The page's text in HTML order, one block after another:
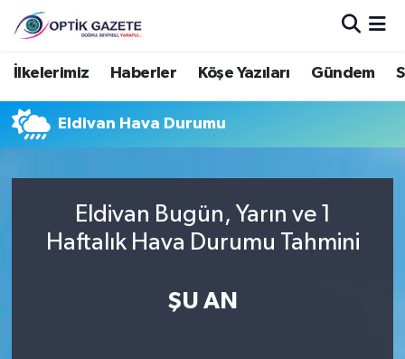
İlkelerimiz Haberler Köşe Yazıları Gündem
Eldivan Hava Durumu
Eldivan Bugün, Yarın ve 1
Haftalık Hava Durumu Tahmini
ŞU AN
Nöbetçi Eczaneler
Hava Durumu
Trafik Durumu
Süper Lig Puan Durumu ve Fikstür